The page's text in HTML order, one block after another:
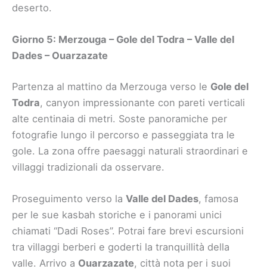
deserto.
Giorno 5: Merzouga – Gole del Todra – Valle del
Dades – Ouarzazate
Partenza al mattino da Merzouga verso le Gole del
Todra, canyon impressionante con pareti verticali
alte centinaia di metri. Soste panoramiche per
fotografie lungo il percorso e passeggiata tra le
gole. La zona offre paesaggi naturali straordinari e
villaggi tradizionali da osservare.
Proseguimento verso la Valle del Dades, famosa
per le sue kasbah storiche e i panorami unici
chiamati “Dadi Roses”. Potrai fare brevi escursioni
tra villaggi berberi e goderti la tranquillità della
valle. Arrivo a Ouarzazate, città nota per i suoi